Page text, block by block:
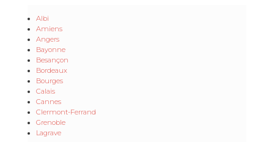
Albi
Amiens
Angers
Bayonne
Besançon
Bordeaux
Bourges
Calais
Cannes
Clermont-Ferrand
Grenoble
Lagrave